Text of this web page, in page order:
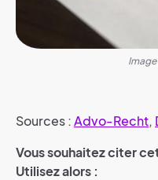
Sources :Advo-Recht,
Vous souhaitez citer
Utilisez alors :